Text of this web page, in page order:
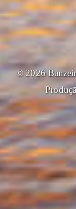
© 2026